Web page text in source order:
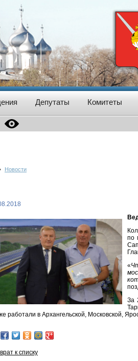
Депутаты Комитеты
Новости
по
«
За
работали в Архангельской, Московской,
к списку